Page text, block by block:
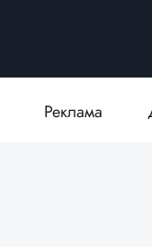
Реклама